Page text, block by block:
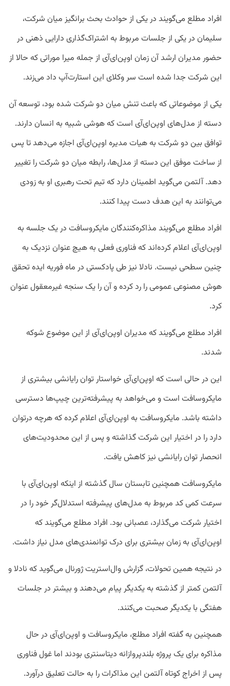
افراد مطلع می‌گویند در یکی از حوادث بحث برانگیز میان شرکت،
سلیمان در یکی از جلسات مربوط به اشتراک‌گذاری دارایی ذهنی در
حضور مدیران ارشد آن زمان اوپن‌ای‌آی از جمله میرا موراتی که حالا از
این شرکت جدا شده است سر وکلای این استارت‌آپ داد می‌زند.
یکی از موضوعاتی که باعث تنش میان دو شرکت شده بود، توسعه آن
دسته از مدل‌های اوپن‌ای‌آی است که هوشی شبیه به انسان دارند.
توافق بین دو شرکت به هیات مدیره اوپن‌ای‌آی اجازه می‌دهد تا پس
از ساخت موفق این دسته از مدل‌ها، رابطه میان دو شرکت را تغییر
دهد. آلتمن می‌گوید اطمینان دارد که تیم تحت رهبری او به زودی
می‌توانند به این هدف دست پیدا کنند.
افراد مطلع می‌گویند مذاکره‌کنندگان مایکروسافت در یک جلسه به
اوپن‌ای‌آی اعلام کرده‌اند که فناوری فعلی به هیچ عنوان نزدیک به
چنین سطحی نیست. نادلا نیز طی پادکستی در ماه فوریه ایده تحقق
هوش مصنوعی عمومی را رد کرده و آن را یک سنجه غیرمعقول عنوان
کرد.
افراد مطلع می‌گویند که مدیران اوپن‌ای‌آی از این موضوع شوکه
شدند.
این در حالی است که اوپن‌ای‌آی خواستار توان رایانشی بیشتری از
مایکروسافت است و می‌خواهد به پیشرفته‌ترین چیپ‌ها دسترسی
داشته باشد. مایکروسافت به اوپن‌ای‌آی اعلام کرده که هرچه درتوان
دارد را در اختیار این شرکت گذاشته و پس از این محدودیت‌های
انحصار توان رایانشی نیز کاهش یافت.
مایکروسافت همچنین تابستان سال گذشته از اینکه اوپن‌ای‌آی با
سرعت کمی کد مربوط به مدل‌های پیشرفته استدلال‌گر خود را در
اختیار شرکت می‌گذارد، عصبانی بود. افراد مطلع می‌گویند که
اوپن‌ای‌آی به زمان بیشتری برای درک توانمندی‌های مدل نیاز داشت.
در نتیجه همین تحولات، گزارش وال‌استریت ژورنال می‌گوید که نادلا و
آلتمن کمتر از گذشته به یکدیگر پیام می‌دهند و بیشتر در جلسات
هفتگی با یکدیگر صحبت می‌کنند.
همچنین به گفته افراد مطلع، مایکروسافت و اوپن‌ای‌آی در حال
مذاکره برای یک پروژه بلند‌پروازانه دیتاسنتری بودند اما غول فناوری
پس از اخراج کوتاه آلتمن این مذاکرات را به حالت تعلیق درآورد.